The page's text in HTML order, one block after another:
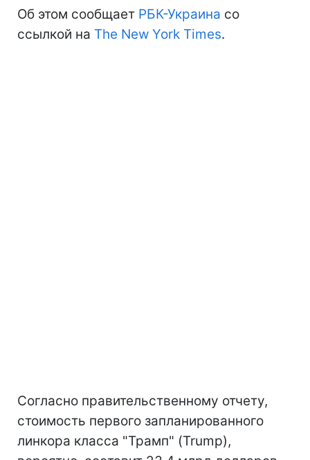
Об этом сообщает РБК-Украина со
ссылкой на The New York Times.
Согласно правительственному отчету,
стоимость первого запланированного
линкора класса "Трамп" (Trump),